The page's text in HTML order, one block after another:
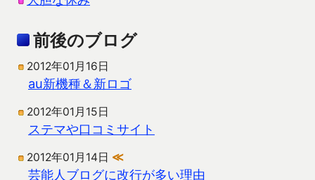
前後のブログ
2012年01月16日
au新機種＆新ロゴ
2012年01月15日
ステマや口コミサイト
2012年01月14日 ≪
芸能人ブログに改行が多い理由